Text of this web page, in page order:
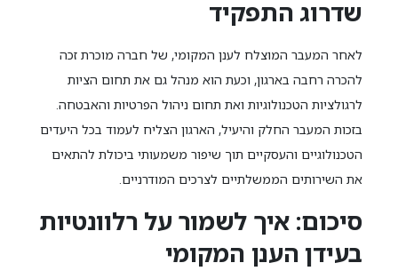
שדרוג התפקיד
לאחר המעבר המוצלח לענן המקומי, של חברה מוכרת זכה
להכרה רחבה בארגון, וכעת הוא מנהל גם את תחום הציות
לרגולציות הטכנולוגיות ואת תחום ניהול הפרטיות והאבטחה.
בזכות המעבר החלק והיעיל, הארגון הצליח לעמוד בכל היעדים
הטכנולוגיים והעסקיים תוך שיפור משמעותי ביכולת להתאים
את השירותים הממשלתיים לצרכים המודרניים.
סיכום: איך לשמור על רלוונטיות
בעידן הענן המקומי